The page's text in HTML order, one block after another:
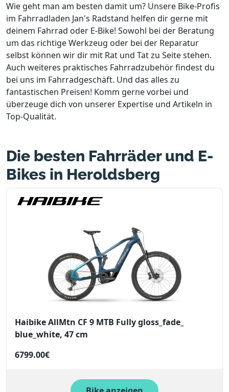
Wie geht man am besten damit um? Unsere Bike-Profis
im Fahrradladen Jan's Radstand helfen dir gerne mit
deinem Fahrrad oder E-Bike! Sowohl bei der Beratung
um das richtige Werkzeug oder bei der Reparatur
selbst können wir dir mit Rat und Tat zu Seite stehen.
Auch weiteres praktisches Fahrradzubehör findest du
bei uns im Fahrradgeschäft. Und das alles zu
fantastischen Preisen! Komm gerne vorbei und
überzeuge dich von unserer Expertise und Artikeln in
Top-Qualität.
Die besten Fahrräder und E-
Bikes in Heroldsberg
Haibike AllMtn CF 9 MTB Fully gloss_fade_
blue_white, 47 cm
6799.00€